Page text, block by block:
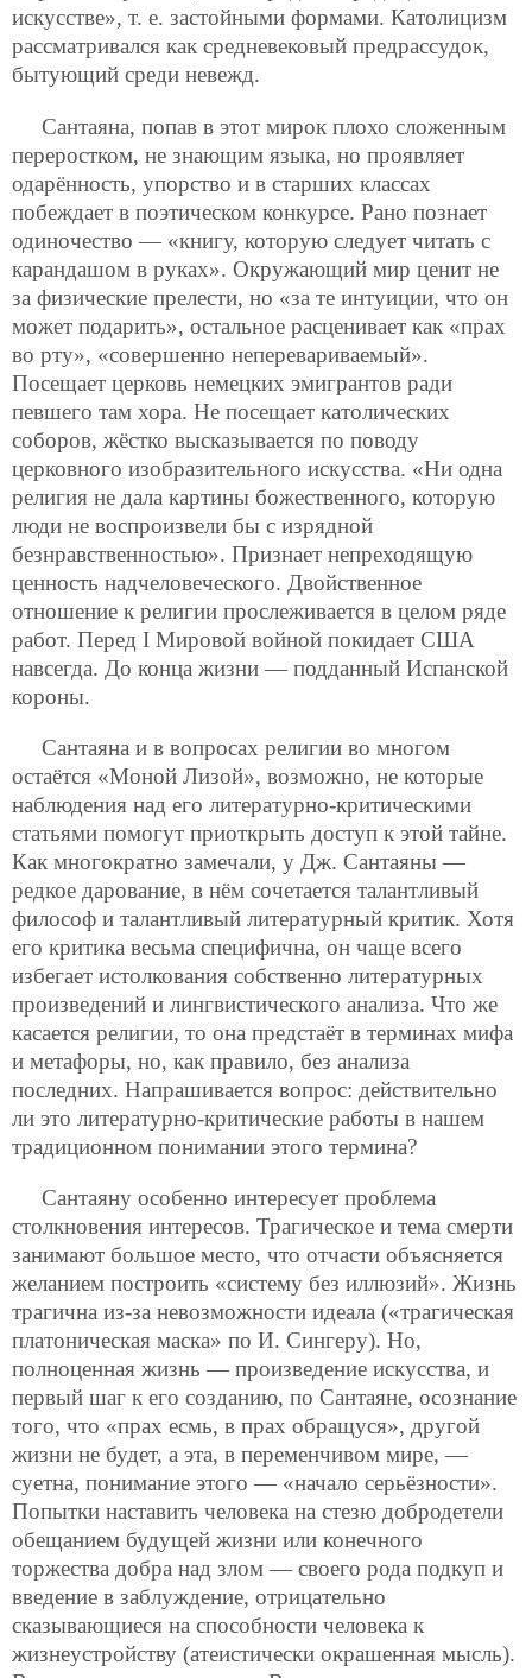
искусстве», т. е. застойными формами. Католицизм
рассматривался как средневековый предрассудок,
бытующий среди невежд.
Сантаяна, попав в этот мирок плохо сложенным
переростком, не знающим языка, но проявляет
одарённость, упорство и в старших классах
побеждает в поэтическом конкурсе. Рано познает
одиночество — «книгу, которую следует читать с
карандашом в руках». Окружающий мир ценит не
за физические прелести, но «за те интуиции, что он
может подарить», остальное расценивает как «прах
во рту», «совершенно неперевариваемый».
Посещает церковь немецких эмигрантов ради
певшего там хора. Не посещает католических
соборов, жёстко высказывается по поводу
церковного изобразительного искусства. «Ни одна
религия не дала картины божественного, которую
люди не воспроизвели бы с изрядной
безнравственностью». Признает непреходящую
ценность надчеловеческого. Двойственное
отношение к религии прослеживается в целом ряде
работ. Перед I Мировой войной покидает США
навсегда. До конца жизни — подданный Испанской
короны.
Сантаяна и в вопросах религии во многом
остаётся «Моной Лизой», возможно, не которые
наблюдения над его литературно-критическими
статьями помогут приоткрыть доступ к этой тайне.
Как многократно замечали, у Дж. Сантаяны —
редкое дарование, в нём сочетается талантливый
философ и талантливый литературный критик. Хотя
его критика весьма специфична, он чаще всего
избегает истолкования собственно литературных
произведений и лингвистического анализа. Что же
касается религии, то она предстаёт в терминах мифа
и метафоры, но, как правило, без анализа
последних. Напрашивается вопрос: действительно
ли это литературно-критические работы в нашем
традиционном понимании этого термина?
Сантаяну особенно интересует проблема
столкновения интересов. Трагическое и тема смерти
занимают большое место, что отчасти объясняется
желанием построить «систему без иллюзий». Жизнь
трагична из-за невозможности идеала («трагическая
платоническая маска» по И. Сингеру). Но,
полноценная жизнь — произведение искусства, и
первый шаг к его созданию, по Сантаяне, осознание
того, что «прах есмь, в прах обращуся», другой
жизни не будет, а эта, в переменчивом мире, —
суетна, понимание этого — «начало серьёзности».
Попытки наставить человека на стезю добродетели
обещанием будущей жизни или конечного
торжества добра над злом — своего рода подкуп и
введение в заблуждение, отрицательно
сказывающиеся на способности человека к
жизнеустройству (атеистически окрашенная мысль).